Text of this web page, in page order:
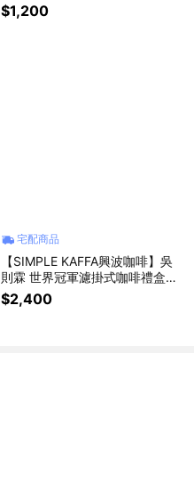
$1,200
宅配商品
【SIMPLE KAFFA興波咖啡】吳
則霖 世界冠軍濾掛式咖啡禮盒18
包組 x2盒 (阿寶綜合.衣索比亞日
曬.衣索比亞水洗)
$2,400